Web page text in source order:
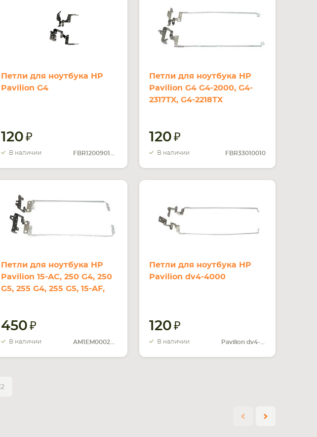
Петли для ноутбука HP
Pavilion G4
120
В наличии
Петли для ноутбука HP
Pavilion G4 G4-2000, G4-
2317TX, G4-2218TX
120
В наличии FBR33010010
Петли для ноутбука HP
Pavilion 15-AC, 250 G4, 250
G5, 255 G4, 255 G5, 15-AF,
450
В наличии
Петли для ноутбука HP
Pavilion dv4-4000
120
В наличии
12